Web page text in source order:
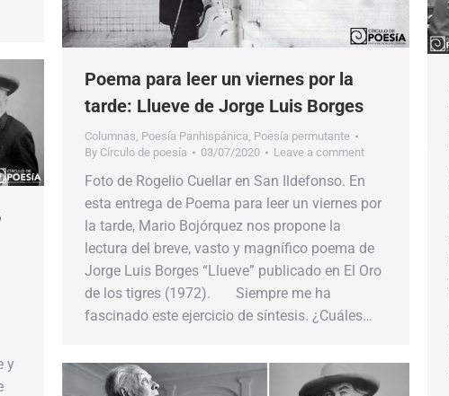
Poema para leer un viernes por la
tarde: Llueve de Jorge Luis Borges
Columnas Poesía Panhispánica Poesía permutante
By Círculo de poesía 03/07/2020 Leave a comment
Foto de Rogelio Cuellar en San Ildefonso. En
esta entrega de Poema para leer un viernes por
la tarde, Mario Bojórquez nos propone la
lectura del breve, vasto y magnífico poema de
Jorge Luis Borges “Llueve” publicado en El Oro
de los tigres (1972). Siempre me ha
fascinado este ejercicio de síntesis. ¿Cuáles…
y